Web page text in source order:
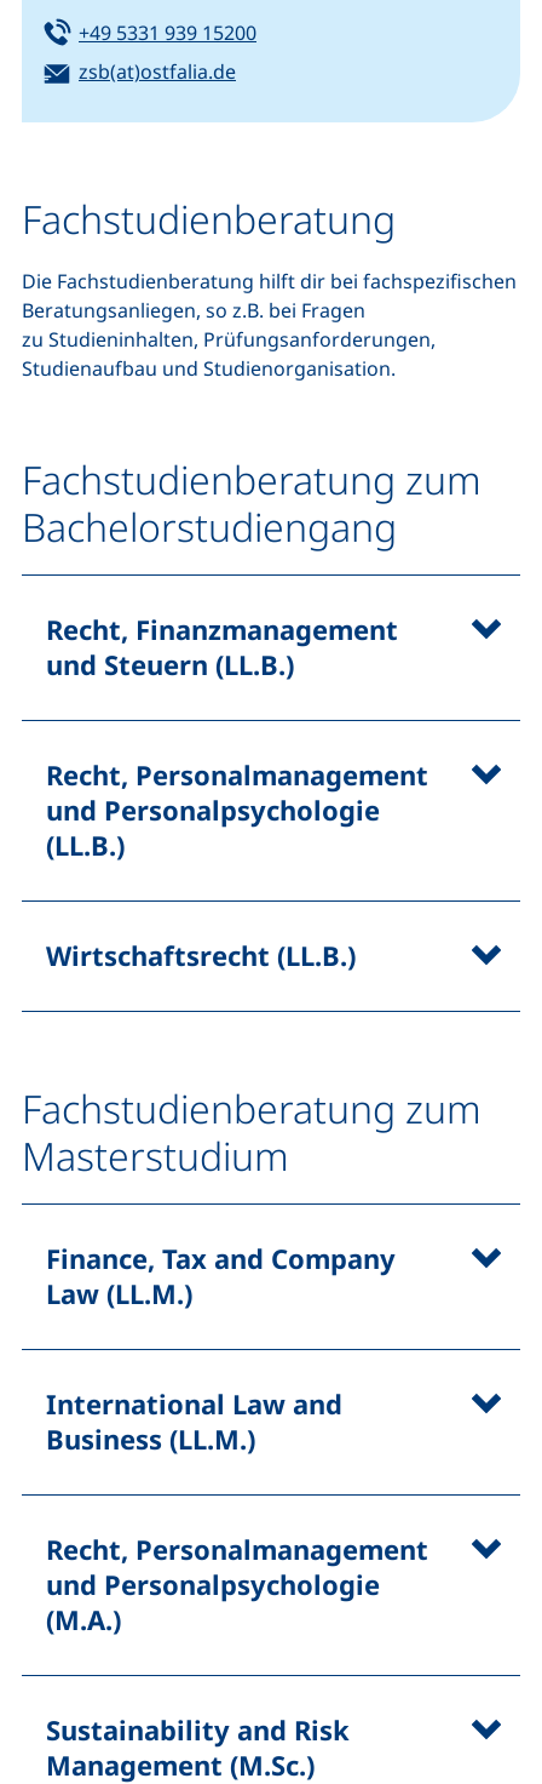
Tel:
+49 5331 939 15200(startet einen Telefonanruf,
E-Mail:
zsb(at)ostfalia.de(öffnet Ihr E-Mail-Programm)
Fachstudienberatung
Die Fachstudienberatung hilft dir bei fachspezifischen
Beratungsanliegen, so z.B. bei Fragen
zu Studieninhalten, Prüfungsanforderungen,
Studienaufbau und Studienorganisation.
Fachstudienberatung zum
Bachelorstudiengang
Recht, Finanzmanagement
und Steuern (LL.B.)
Recht, Personalmanagement
und Personalpsychologie
(LL.B.)
Wirtschaftsrecht (LL.B.)
Fachstudienberatung zum
Masterstudium
Finance, Tax and Company
Law (LL.M.)
International Law and
Business (LL.M.)
Recht, Personalmanagement
und Personalpsychologie
(M.A.)
Sustainability and Risk
Management (M.Sc.)